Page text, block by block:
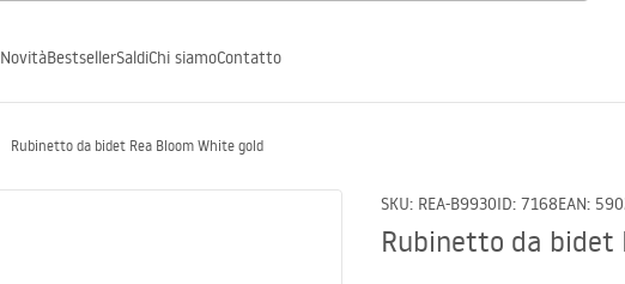
NovitàBestsellerSaldiChi siamoContatto
Rubinetto da bidet Rea Bloom White gold
SKU: REA-B9930ID: 7168EAN:
Rubinetto da bidet